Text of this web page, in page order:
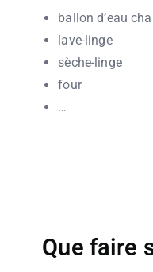
ballon d’eau
lave-linge
sèche-linge
four
…
Que faire